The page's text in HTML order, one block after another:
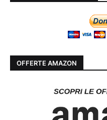
OFFERTE AMAZON